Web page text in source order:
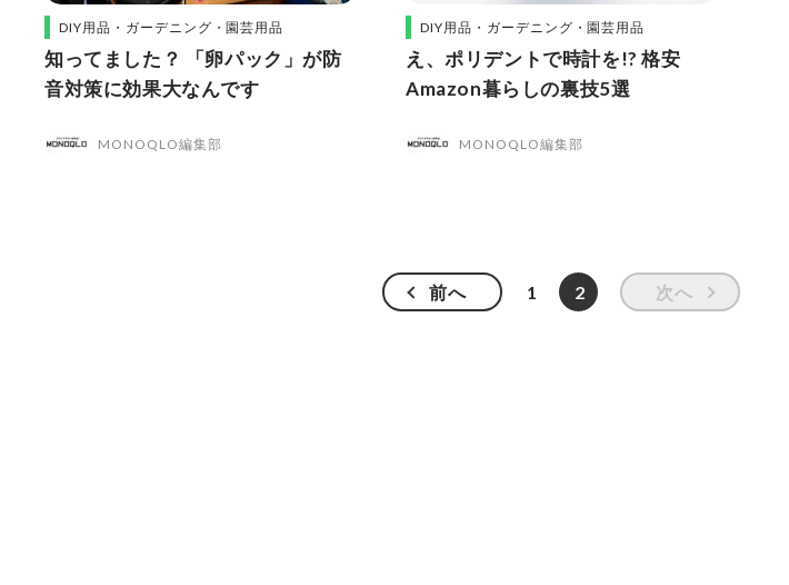
DIY用品・ガーデニング・園芸用品
知ってました？ 「卵パック」が防
音対策に効果大なんです
MONOQLO編集部
DIY用品・ガーデニング・園芸用品
え、ポリデントで時計を!? 格安
Amazon暮らしの裏技5選
MONOQLO編集部
前へ 1 2 次へ